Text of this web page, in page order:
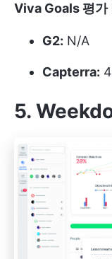
Viva Goals 평가
G2: N/A
Capterra:
5.